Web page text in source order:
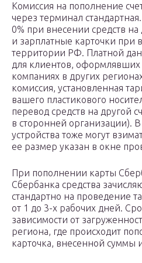
Комиссия на пополнение
через терминал
0% при внесении средств
и зарплатные карточки при
территории РФ. Платной
для клиентов, оформлявших
компаниях в других
комиссия, установленная
вашего пластикового
перевод средств на другой
в сторонней организации).
устройства тоже могут
ее размер указан в окне
При пополнении карты
Сбербанка средства
стандартно на проведение
от 1 до 3-х рабочих дней.
зависимости от
региона, где происходит
карточка, внесенной суммы